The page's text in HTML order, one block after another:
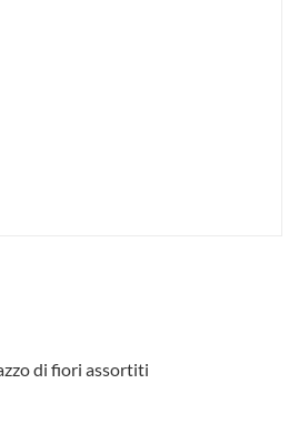
di fiori assortiti